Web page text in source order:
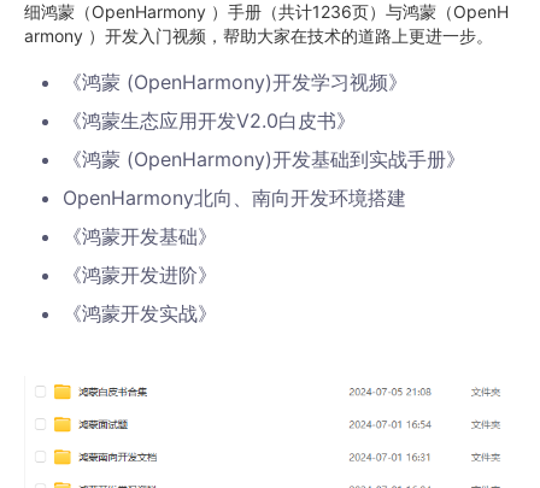
细鸿蒙（OpenHarmony ）手册（共计1236页）与鸿蒙（OpenH
armony ）开发入门视频，帮助大家在技术的道路上更进一步。
《鸿蒙 (OpenHarmony)开发学习视频》
《鸿蒙生态应用开发V2.0白皮书》
《鸿蒙 (OpenHarmony)开发基础到实战手册》
OpenHarmony北向、南向开发环境搭建
《鸿蒙开发基础》
《鸿蒙开发进阶》
《鸿蒙开发实战》